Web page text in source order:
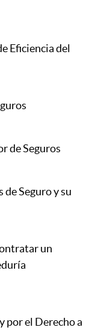
Eficiencia del
de Seguros
Seguro y su
un
por el Derecho a